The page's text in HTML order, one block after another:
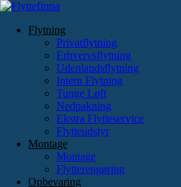
Videre
indholdFlytning
Privatflytning
Erhvervsflytning
Udenlandsflytning
Intern Flytning
Tunge Løft
Nedpakning
Ekstra Flytteservice
Flytteudstyr
Montage
Montage
Flytterengøring
Opbevaring